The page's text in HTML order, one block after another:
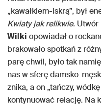
„kawałkiem-iskrą”, był
Kwiaty jak relikwie. Utwór
Wilki opowiadał o
brakowało spotkań z
parę chwil, było tak
nas w sferę damsko-
znika, a on „tańczy,
kontynuować relację. Na